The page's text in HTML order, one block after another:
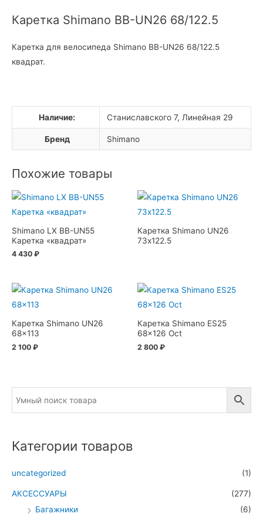
Каретка Shimano BB-UN26 68/122.5
Каретка для велосипеда Shimano BB-UN26 68/122.5
квадрат.
Наличие: Станиславского 7, Линейная 29
Бренд Shimano
Похожие товары
Shimano LX BB-UN55
Каретка «квадрат»
4 430 ₽
Каретка Shimano UN26
73х122.5
Каретка Shimano UN26
68×113
2 100 ₽
Каретка Shimano ES25
68×126 Oct
2 800 ₽
Категории товаров
uncategorized (1)
АКСЕССУАРЫ
(277)
Багажники
(6)